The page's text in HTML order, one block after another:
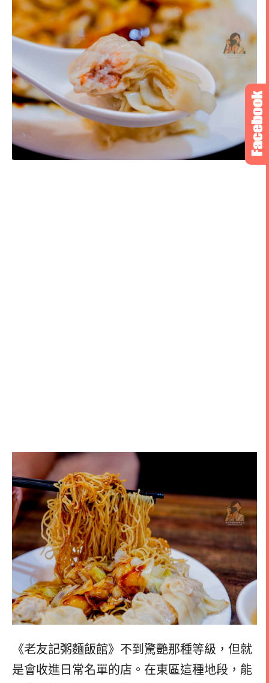
《老友記粥麵飯館》不到驚艷那種等級，但就
是會收進日常名單的店。在東區這種地段，能